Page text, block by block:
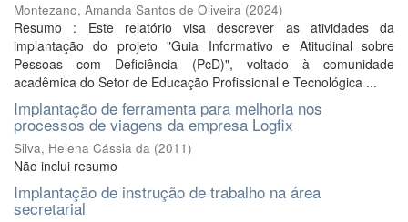
Montezano, Amanda Santos de Oliveira (2024)
Resumo : Este relatório visa descrever as atividades da
implantação do projeto "Guia Informativo e Atitudinal sobre
Pessoas com Deficiência (PcD)", voltado à comunidade
acadêmica do Setor de Educação Profissional e Tecnológica ...
Implantação de ferramenta para melhoria nos
processos de viagens da empresa Logfix
Silva, Helena Cássia da (2011)
Não inclui resumo
Implantação de instrução de trabalho na área
secretarial